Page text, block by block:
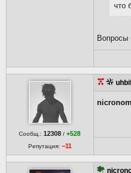
что
Вопросы
Сообщ.:12308 /+528
Репутация: −11
nicronom